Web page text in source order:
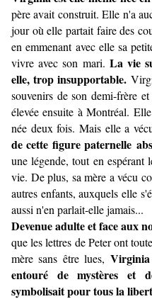
père avait construit. Elle n'a
jour où elle partait faire des
en emmenant avec elle sa
vivre avec son mari. La vie
elle, trop insupportable.
souvenirs de son demi-frère
élevée ensuite à Montréal.
née deux fois. Mais elle a
de cette figure paternelle
une légende, tout en espérant
vie. De plus, sa mère a vécu
autres enfants, auxquels elle
aussi n'en parlait-elle jamais...
Devenue adulte et face aux
que les lettres de Peter ont
mère sans être lues,
entouré de mystères et
symbolisait pour tous la